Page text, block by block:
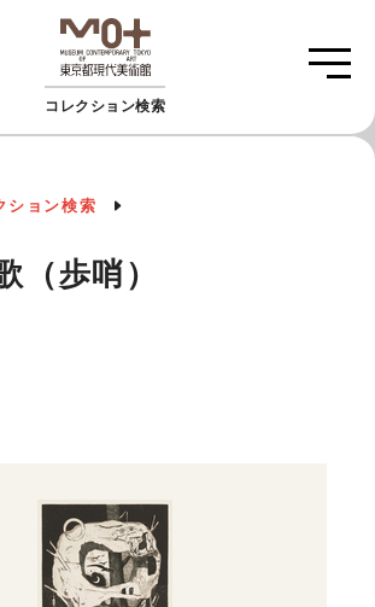
コレクション検索
ション検索
（歩哨）